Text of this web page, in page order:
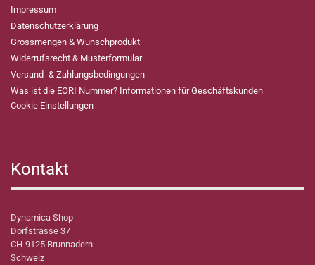
Impressum
Datenschutzerklärung
Grossmengen & Wunschprodukt
Widerrufsrecht & Musterformular
Versand- & Zahlungsbedingungen
Was ist die EORI Nummer? Informationen für Geschäftskunden
Cookie Einstellungen
Kontakt
Dynamica Shop
Dorfstrasse 37
CH-9125 Brunnadern
Schweiz